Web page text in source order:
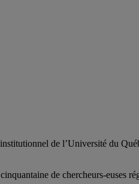
de l’Université du
inquantaine de chercheurs-euses